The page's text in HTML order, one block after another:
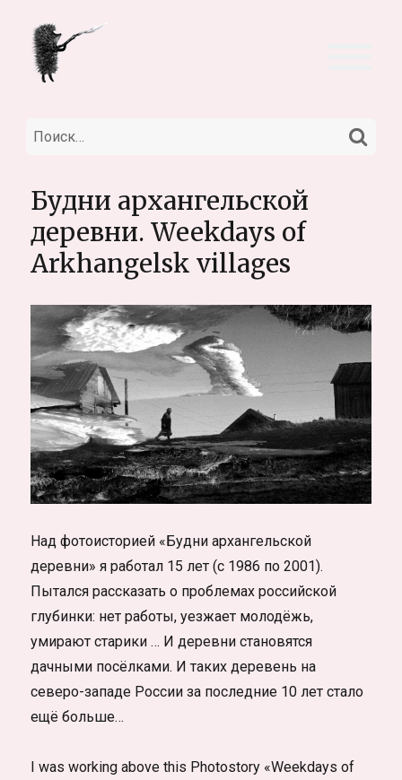
Искать:
Будни архангельской
деревни. Weekdays of
Arkhangelsk villages
Над фотоисторией «Будни архангельской
деревни» я работал 15 лет (с 1986 по 2001).
Пытался рассказать о проблемах российской
глубинки: нет работы, уезжает молодёжь,
умирают старики … И деревни становятся
дачными посёлками. И таких деревень на
северо-западе России за последние 10 лет стало
ещё больше…
I was working above this Photostory «Weekdays of